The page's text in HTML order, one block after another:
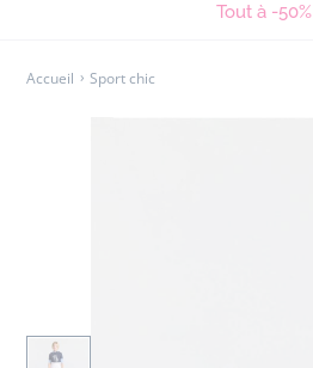
Tout à -50%
Accueil Sport chic